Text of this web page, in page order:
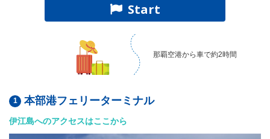
Start
那覇空港から車で約2時間
本部港フェリーターミナル
伊江島へのアクセスはここから